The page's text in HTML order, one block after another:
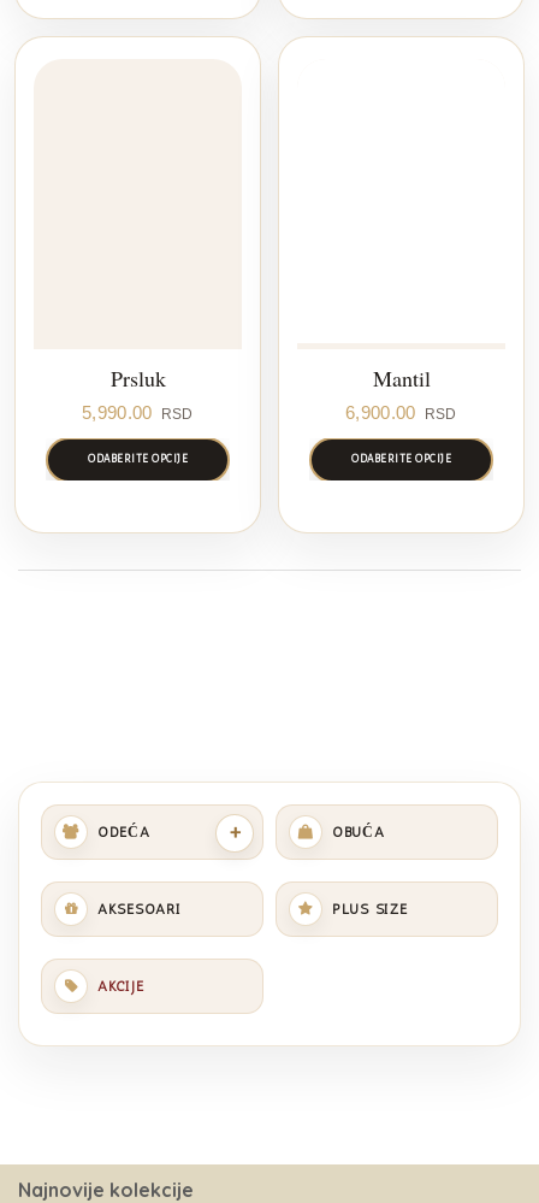
Prsluk
5,990.00 RSD
ODABERITE OPCIJE
Mantil
6,900.00 RSD
ODABERITE OPCIJE
ODEĆA + OBUĆA
AKSESOARI PLUS SIZE
AKCIJE
Najnovije kolekcije